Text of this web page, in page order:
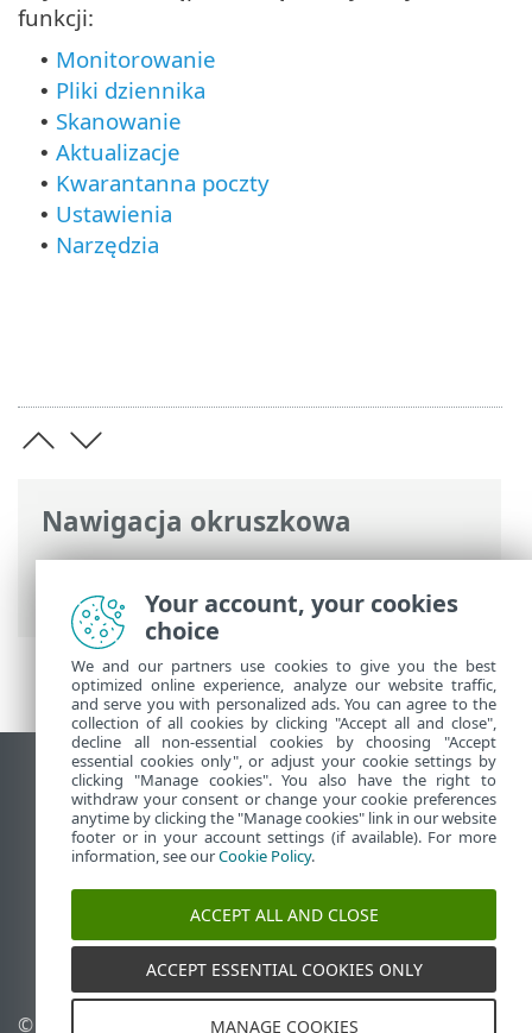
Nawigacja okruszkowa
Pomoc online ESET>ESET Mail Security>
Używanie programu ESET Mail Security
funkcji:
• Monitorowanie
• Pliki dziennika
• Skanowanie
• Aktualizacje
• Kwarantanna poczty
• Ustawienia
• Narzędzia
Wyświetl witrynę internetową dla
komputerów
End of Life
Baza wiedzy ESET
Forum ESET
ESET Status Portal
Pomoc regionalna
© ESET, spol. s Zarządzaj plikami cookie
Your account, your cookies
choice
We and our partners use cookies to give you the best
optimized online experience, analyze our website traffic,
and serve you with personalized ads. You can agree to the
collection of all cookies by clicking "Accept all and close",
decline all non-essential cookies by choosing "Accept
essential cookies only", or adjust your cookie settings by
clicking "Manage cookies". You also have the right to
withdraw your consent or change your cookie preferences
anytime by clicking the "Manage cookies" link in our website
footer or in your account settings (if available). For more
information, see ourCookie Policy.
ACCEPT ALL AND CLOSE
ACCEPT ESSENTIAL COOKIES ONLY
MANAGE COOKIES